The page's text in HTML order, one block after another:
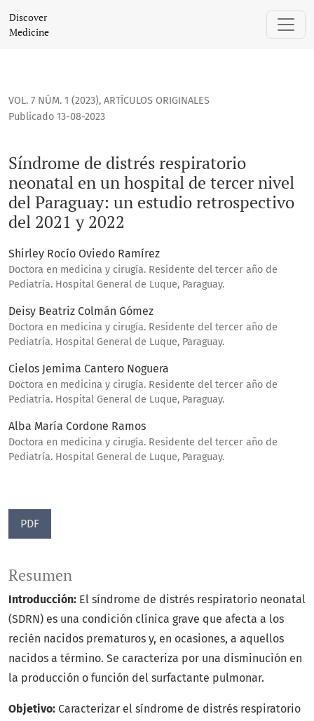
Síndrome de distrés respiratorio neonatal en un hospital
Discover
Medicine
VOL. 7 NÚM. 1 (2023), ARTÍCULOS ORIGINALES
Síndrome de distrés respiratorio
neonatal en un hospital de tercer nivel
del Paraguay: un estudio retrospectivo
del 2021 y 2022
Publicado 13-08-2023
Shirley Rocío Oviedo Ramírez
Doctora en medicina y cirugía. Residente del tercer año de
Pediatría. Hospital General de Luque, Paraguay.
Deisy Beatriz Colmán Gómez
Doctora en medicina y cirugía. Residente del tercer año de
Pediatría. Hospital General de Luque, Paraguay.
Cielos Jemima Cantero Noguera
Doctora en medicina y cirugía. Residente del tercer año de
Pediatría. Hospital General de Luque, Paraguay.
Alba María Cordone Ramos
Doctora en medicina y cirugía. Residente del tercer año de
Pediatría. Hospital General de Luque, Paraguay.
PDF
Resumen
Introducción: El síndrome de distrés respiratorio neonatal
(SDRN) es una condición clínica grave que afecta a los
recién nacidos prematuros y, en ocasiones, a aquellos
nacidos a término. Se caracteriza por una disminución en
la producción o función del surfactante pulmonar.
Objetivo: Caracterizar el síndrome de distrés respiratorio